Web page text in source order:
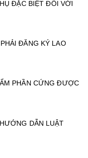
ĐẶC BIỆT ĐỐI VỚI
ĐĂNG KÝ LAO
PHẦN CỨNG ĐƯỢC
DẪN LUẬT